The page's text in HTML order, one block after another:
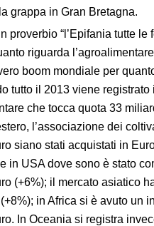
grappa in Gran Bretagna.
proverbio “l’Epifania tutte
riguarda
boom mondiale per
tutto il 2013 viene
che tocca quota 33
l’associazione dei
siano stati acquistati in
in USA dove sono è stato
(+6%); il mercato asiatico
in Africa si è avuto un
In Oceania si registra